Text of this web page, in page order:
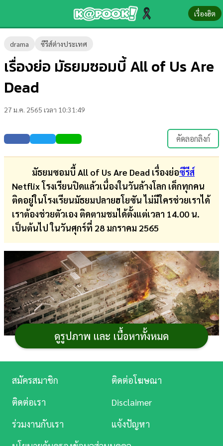
เรื่องฮิต
drama ซีรีส์ต่างประเทศ
เรื่องย่อ มัธยมซอมบี้ All of Us Are
Dead
27 ม.ค. 2565 เวลา 10:31:49
คัดลอกลิงก์
มัธยมซอมบี้ All of Us Are Dead เรื่องย่อซีรีส์
Netflix โรงเรียนปิดแล้วเนื่องในวันล้างโลก เด็กทุกคน
ติดอยู่ในโรงเรียนมัธยมปลายฮโยซัน ไม่มีใครช่วยเราได้
เราต้องช่วยตัวเอง ติดตามชมได้ตั้งแต่เวลา 14.00 น.
เป็นต้นไป ในวันศุกร์ที่ 28 มกราคม 2565
ดูรูปภาพ และ เนื้อหาทั้งหมด
ข่าว-
ความ
รู้
บันเทิง
ตรวจ
ผล
บอล
สด
การ
เงิน
การ
ศึกษา
บันเทิง
ดู
Music
สมัครสมาชิก
ติดต่อโฆษณา
ติดต่อเรา
Disclaimer
ร่วมงานกับเรา
แจ้งปัญหา